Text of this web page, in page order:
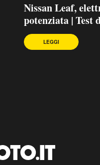
Nissan Leaf,
potenziata | Test
LEGGI